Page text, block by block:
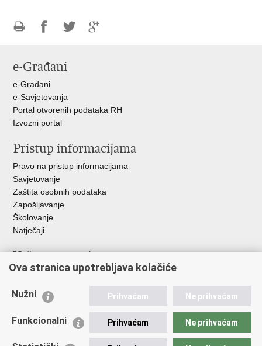
FacebookuTwitteru
e-Građani
e-Građani
e-Savjetovanja
Portal otvorenih podataka RH
Izvozni portal
Pristup informacijama
Pravo na pristup informacijama
Savjetovanje
Zaštita osobnih podataka
Zapošljavanje
Školovanje
Natječaji
Važne poveznice
Ministarstvo unutarnjih poslova
Udruge
Policijska akademija
Ova stranica upotrebljava kolačiće
Nužni Prihvaćam Ne prihvaćam
Funkcionalni Prihvaćam Ne prihvaćam